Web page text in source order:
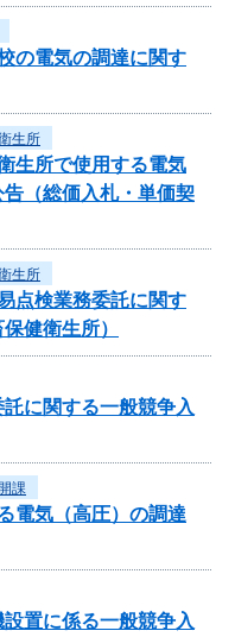
の電気の調達に関す
生所
生所で使用する電気
（総価入札・単価契
生所
点検業務委託に関す
健衛生所）
に関する一般競争入
課
電気（高圧）の調達
置に係る一般競争入